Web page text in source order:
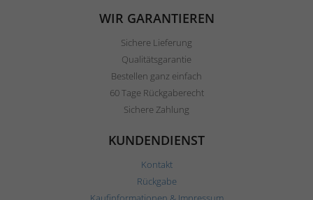
WIR GARANTIEREN
Sichere Lieferung
Qualitätsgarantie
Bestellen ganz einfach
60 Tage Rückgaberecht
Sichere Zahlung
KUNDENDIENST
Kontakt
Rückgabe